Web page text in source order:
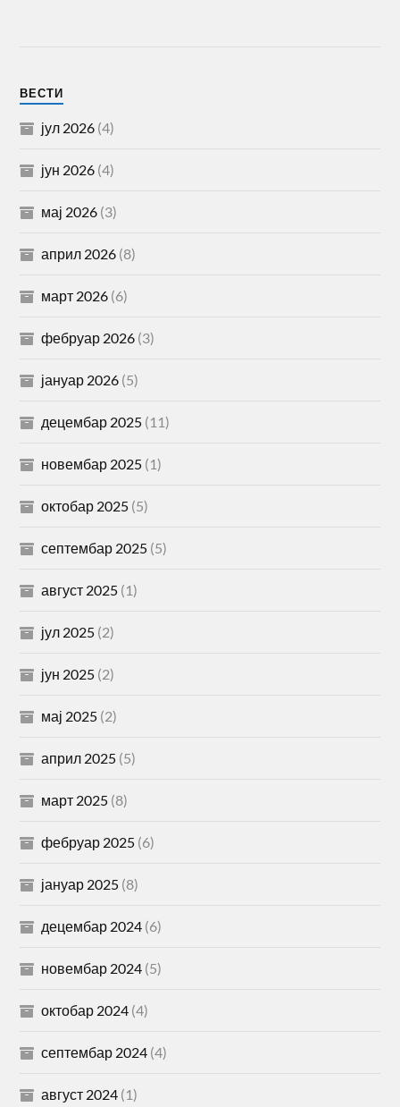
ВЕСТИ
јул 2026 (4)
јун 2026 (4)
мај 2026 (3)
април 2026 (8)
март 2026 (6)
фебруар 2026 (3)
јануар 2026 (5)
децембар 2025 (11)
новембар 2025 (1)
октобар 2025 (5)
септембар 2025 (5)
август 2025 (1)
јул 2025 (2)
јун 2025 (2)
мај 2025 (2)
април 2025 (5)
март 2025 (8)
фебруар 2025 (6)
јануар 2025 (8)
децембар 2024 (6)
новембар 2024 (5)
октобар 2024 (4)
септембар 2024 (4)
август 2024 (1)